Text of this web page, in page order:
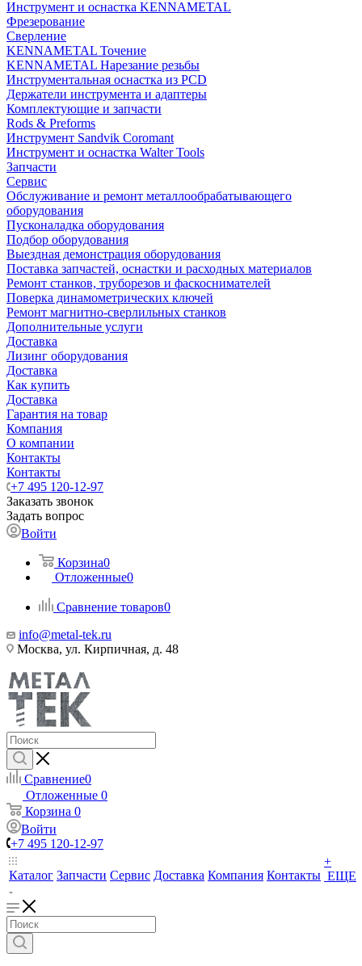
Инструмент и оснастка KENNAMETAL
Фрезерование
Сверление
KENNAMETAL Точение
KENNAMETAL Нарезание резьбы
Инструментальная оснастка из PCD
Держатели инструмента и адаптеры
Комплектующие и запчасти
Rods & Preforms
Инструмент Sandvik Coromant
Инструмент и оснастка Walter Tools
Запчасти
Сервис
Обслуживание и ремонт металлообрабатывающего
оборудования
Пусконаладка оборудования
Подбор оборудования
Выездная демонстрация оборудования
Поставка запчастей, оснастки и расходных материалов
Ремонт станков, труборезов и фаскоснимателей
Поверка динамометрических ключей
Ремонт магнитно-сверлильных станков
Дополнительные услуги
Доставка
Лизинг оборудования
Доставка
Как купить
Доставка
Гарантия на товар
Компания
О компании
Контакты
Контакты
+7 495 120-12-97
Заказать звонок
Задать вопрос
Войти
Корзина0
Отложенные0
Сравнение товаров0
info@metal-tek.ru
Москва, ул. Кирпичная, д. 48
Сравнение0
Отложенные 0
Корзина 0
Войти
+7 495 120-12-97
Каталог Запчасти Сервис Доставка Компания Контакты
+
ЕЩЕ